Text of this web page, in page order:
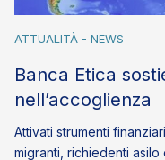
ATTUALITÀ - NEWS
Banca Etica
nell’accoglienza
Attivati strumenti
migranti, richiedenti